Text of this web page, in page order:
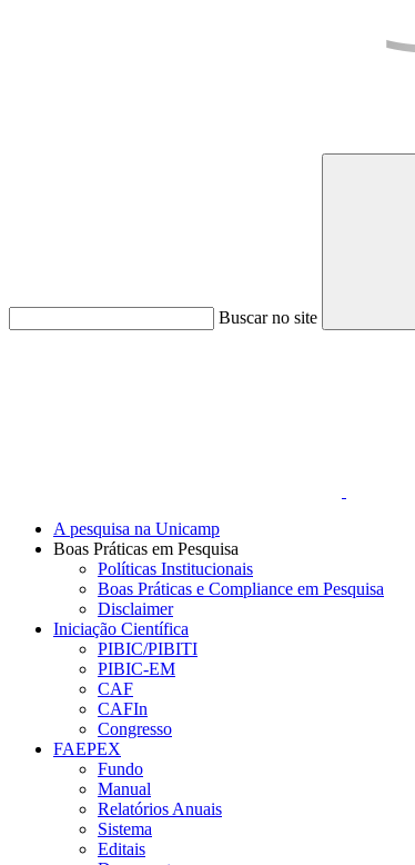
Buscar no site
A pesquisa na Unicamp
Boas Práticas em Pesquisa
Políticas Institucionais
Boas Práticas e Compliance em Pesquisa
Disclaimer
Iniciação Científica
PIBIC/PIBITI
PIBIC-EM
CAF
CAFIn
Congresso
FAEPEX
Fundo
Manual
Relatórios Anuais
Sistema
Editais